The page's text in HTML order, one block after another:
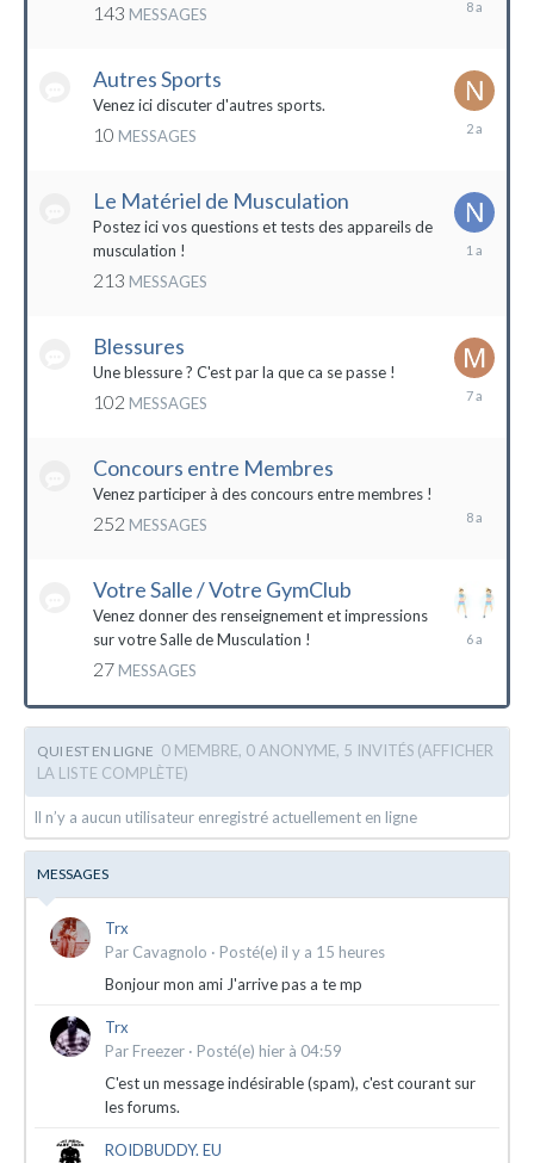
143 MESSAGES
Autres Sports
Venez ici discuter d'autres sports.
10 MESSAGES
18
Le Matériel de Musculation
Postez ici vos questions et tests des appareils de
musculation !
213 MESSAGES
Blessures
Une blessure ? C'est par la que ca se passe !
102 MESSAGES
19
Concours entre Membres
Venez participer à des concours entre membres !
252 MESSAGES
2016
Votre Salle / Votre GymClub
Venez donner des renseignement et impressions
sur votre Salle de Musculation !
27 MESSAGES
26
QUI EST EN LIGNE 0 MEMBRE, 0 ANONYME, 5 INVITÉS (AFFICHER
LA LISTE COMPLÈTE)
Il n’y a aucun utilisateur enregistré actuellement en ligne
MESSAGES
Trx
Par Cavagnolo · Posté(e) il y a 15 heures
Bonjour mon ami J'arrive pas a te mp
Trx
Par Freezer · Posté(e) hier à 04:59
C'est un message indésirable (spam), c'est courant sur
les forums.
ROIDBUDDY. EU